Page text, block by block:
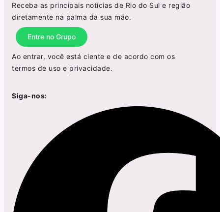
Receba as principais notícias de Rio do Sul e região
diretamente na palma da sua mão.
Entre no Grupo
Ao entrar, você está ciente e de acordo com os
termos de uso e privacidade.
Siga-nos: